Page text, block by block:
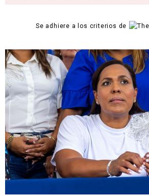
Se adhiere a los criterios de